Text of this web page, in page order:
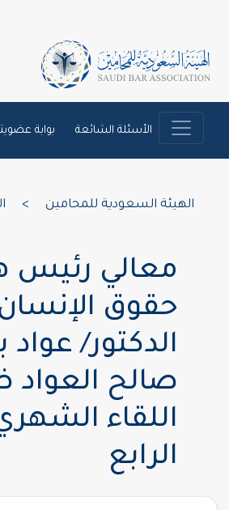
الأسئلة الشائعة بوابة عضويتي
الهيئة السعودية للمحامين
معالي رئيس
حقوق الإنسان
الدكتور/ عواد
صالح العواد
اللقاء الشهري
الرابع